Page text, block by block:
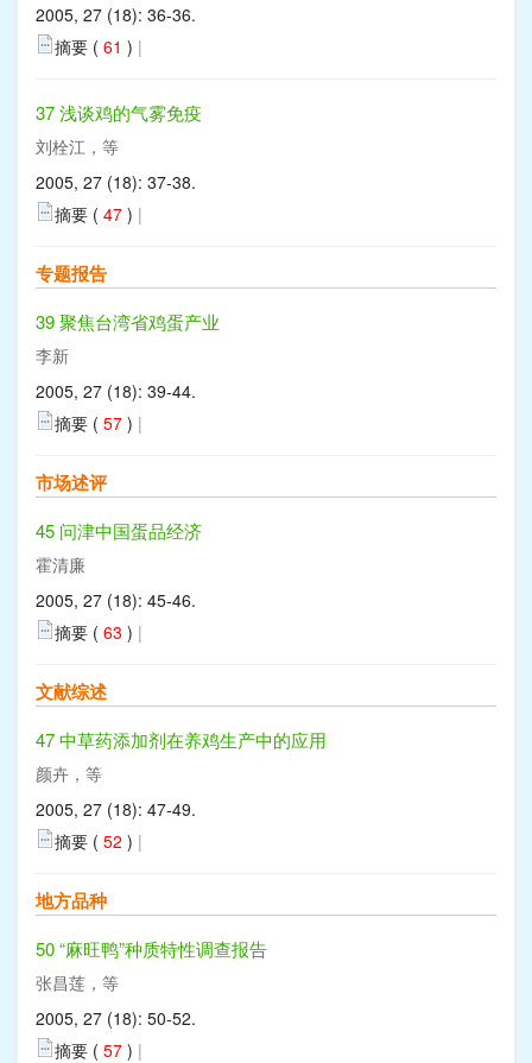
2005, 27 (18): 36-36.
摘要 ( 61 ) |
37 浅谈鸡的气雾免疫
刘栓江，等
2005, 27 (18): 37-38.
摘要 ( 47 ) |
专题报告
39 聚焦台湾省鸡蛋产业
李新
2005, 27 (18): 39-44.
摘要 ( 57 ) |
市场述评
45 问津中国蛋品经济
霍清廉
2005, 27 (18): 45-46.
摘要 ( 63 ) |
文献综述
47 中草药添加剂在养鸡生产中的应用
颜卉，等
2005, 27 (18): 47-49.
摘要 ( 52 ) |
地方品种
50 “麻旺鸭”种质特性调查报告
张昌莲，等
2005, 27 (18): 50-52.
摘要 ( 57 ) |